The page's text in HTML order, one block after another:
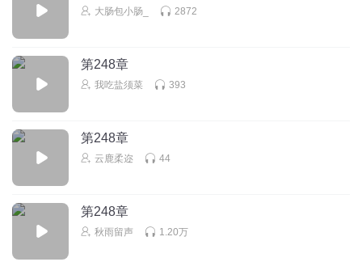
大肠包小肠_ 2872
第248章
我吃盐须菜 393
第248章
云鹿柔迩 44
第248章
秋雨留声 1.20万